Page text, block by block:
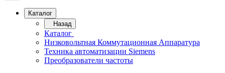
Каталог
Назад
Каталог
Низковольтная Коммутационная Аппаратура
Техника автоматизации Siemens
Преобразователи частоты